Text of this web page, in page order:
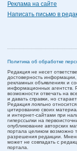
Реклама на сайте
Написать письмо в
Политика об обработке
Редакция не несет
достоверность
рекламных объявлениях и
информационных агентств.
возможности отвечать на
и давать справки, но
Редакция лояльно
цитированию своих
и интернет-сайтами при
гиперссылки на
опубликование авторских
портала целиком возможно
разрешения редакции.
может не совпадать с
портала.